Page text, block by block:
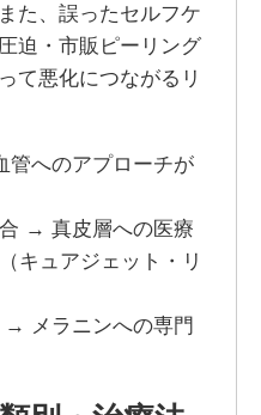
た、誤ったセルフケ
迫・市販ピーリング
て悪化につながるリ
へのアプローチが
→ 真皮層への医療
キュアジェット・リ
→ メラニンへの専門